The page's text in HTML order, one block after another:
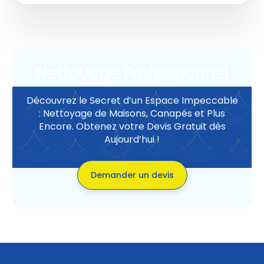
Découvrez le Secret d’un Espace Impeccable
: Nettoyage de Maisons, Canapés et Plus
Encore. Obtenez votre Devis Gratuit dès
Aujourd’hui !
Demander un devis